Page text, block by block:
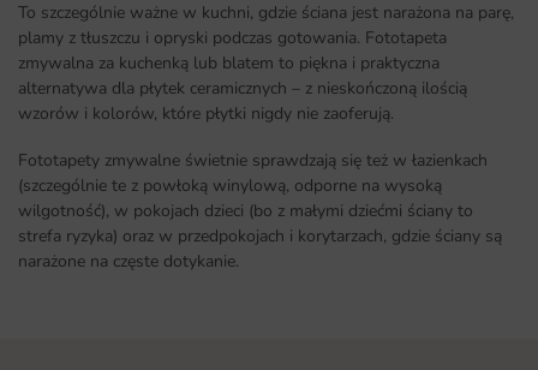
To szczególnie ważne w kuchni, gdzie ściana jest narażona na parę,
plamy z tłuszczu i opryski podczas gotowania. Fototapeta
zmywalna za kuchenką lub blatem to piękna i praktyczna
alternatywa dla płytek ceramicznych – z nieskończoną ilością
wzorów i kolorów, które płytki nigdy nie zaoferują.
Fototapety zmywalne świetnie sprawdzają się też w łazienkach
(szczególnie te z powłoką winylową, odporne na wysoką
wilgotność), w pokojach dzieci (bo z małymi dziećmi ściany to
strefa ryzyka) oraz w przedpokojach i korytarzach, gdzie ściany są
narażone na częste dotykanie.